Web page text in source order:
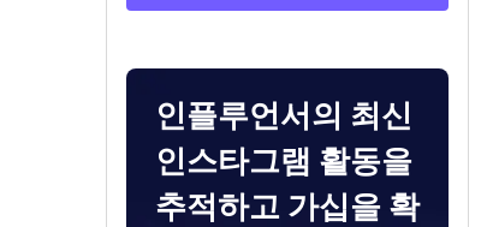
인플루언서의 최신
인스타그램 활동을
추적하고 가십을 확